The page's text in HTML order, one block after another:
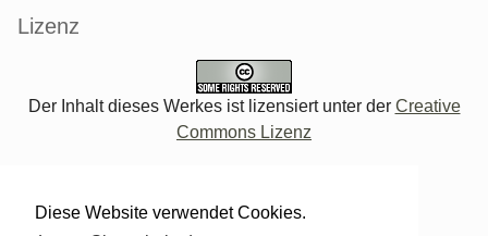
Diese Website verwendet Cookies.
Lizenz
Der Inhalt dieses Werkes ist lizensiert unter der Creative
Commons Lizenz